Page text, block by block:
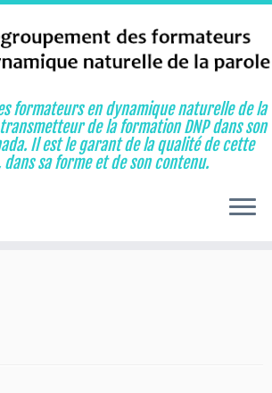
formateurs en dynamique naturelle de la
de la formation DNP dans son
Il est le garant de la qualité de cette
sa forme et de son contenu.